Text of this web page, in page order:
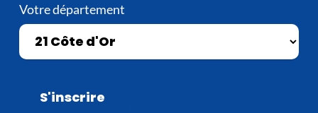
Votre département